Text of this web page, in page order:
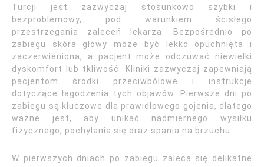
Turcji jest zazwyczaj stosunkowo szybki i
bezproblemowy, pod warunkiem ścisłego
przestrzegania zaleceń lekarza. Bezpośrednio po
zabiegu skóra głowy może być lekko opuchnięta i
zaczerwieniona, a pacjent może odczuwać niewielki
dyskomfort lub tkliwość. Kliniki zazwyczaj zapewniają
pacjentom środki przeciwbólowe i instrukcje
dotyczące łagodzenia tych objawów. Pierwsze dni po
zabiegu są kluczowe dla prawidłowego gojenia, dlatego
ważne jest, aby unikać nadmiernego wysiłku
fizycznego, pochylania się oraz spania na brzuchu.
W pierwszych dniach po zabiegu zaleca się delikatne